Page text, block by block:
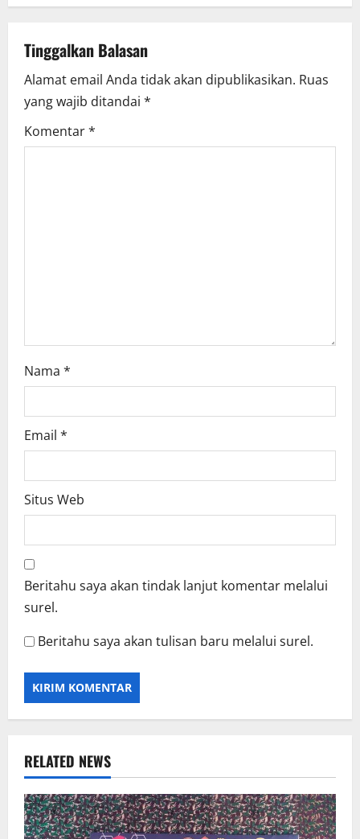
a
v
i
g
a
Tinggalkan Balasan
Alamat email Anda tidak akan dipublikasikan. Ruas
yang wajib ditandai *
Komentar*
Nama *
Email *
Situs Web
Beritahu saya akan tindak lanjut komentar melalui
surel.
Beritahu saya akan tulisan baru melalui surel.
RELATED NEWS